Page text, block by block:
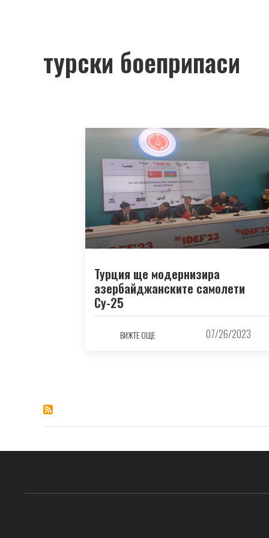
турски боеприпаси
Турция ще модернизира
азербайджанските самолети
Су-25
ВИЖТЕ ОЩЕ 07/26/2023